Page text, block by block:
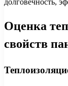
долговечность,
Оценка
свойств